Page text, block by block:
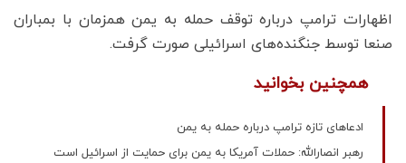
اظهارات ترامپ درباره توقف حمله به یمن همزمان با بمباران
صنعا توسط جنگنده‌های اسرائیلی صورت گرفت.
همچنین بخوانید
ادعاهای تازه ترامپ درباره حمله به یمن
رهبر انصارالله: حملات آمریکا به یمن برای حمایت از اسرائیل است